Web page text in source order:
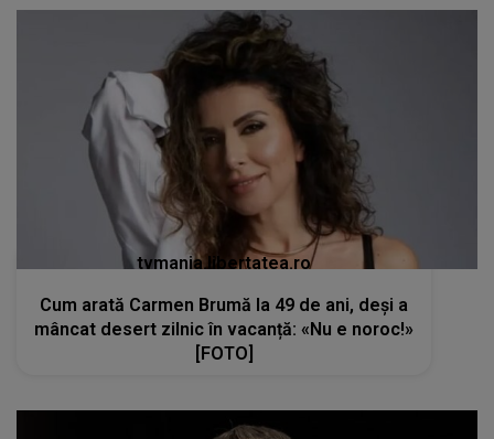
tvmania.libertatea.ro
Cum arată Carmen Brumă la 49 de ani, deși a
mâncat desert zilnic în vacanță: «Nu e noroc!»
[FOTO]